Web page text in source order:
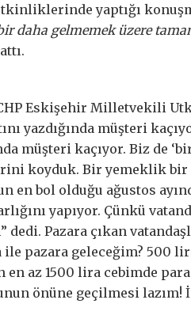
yaptığı
daha gelmemek üzere
Eskişehir Milletvekili
yazdığında müşteri
müşteri kaçıyor. Biz de
koyduk. Bir yemeklik
en bol olduğu ağustos
yapıyor. Çünkü
dedi. Pazara çıkan
pazara geleceğim? 500
az 1500 lira cebimde para
önüne geçilmesi